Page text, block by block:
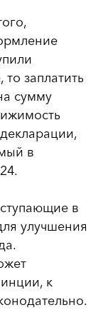
заплатить
сумму
в
в
улучшения
к